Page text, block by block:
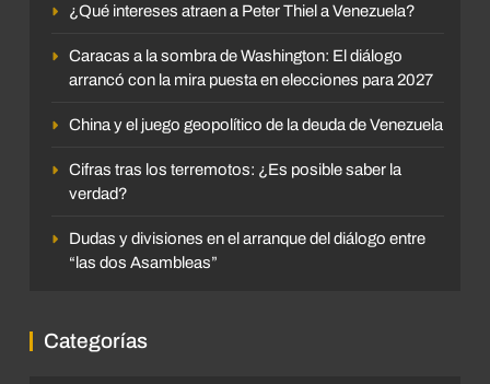
¿Qué intereses atraen a Peter Thiel a Venezuela?
Caracas a la sombra de Washington: El diálogo
arrancó con la mira puesta en elecciones para 2027
China y el juego geopolítico de la deuda de Venezuela
Cifras tras los terremotos: ¿Es posible saber la
verdad?
Dudas y divisiones en el arranque del diálogo entre
“las dos Asambleas”
Categorías